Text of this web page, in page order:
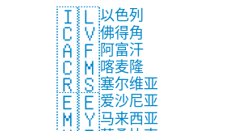
🇮🇱以色列
🇨🇻佛得角
🇦🇫阿富汗
🇨🇲喀麦隆
🇷🇸塞尔维亚
🇪🇪爱沙尼亚
🇲🇾马来西亚